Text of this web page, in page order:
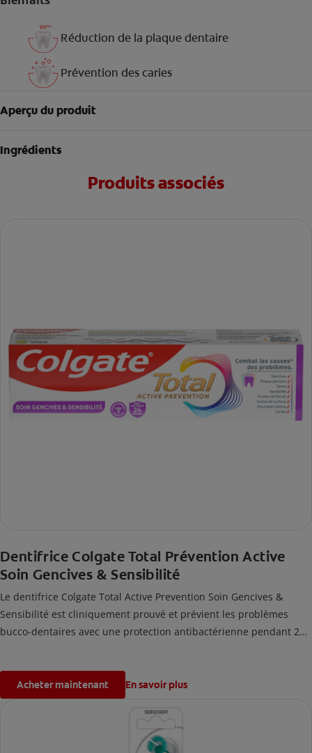
Réduction de la plaque dentaire
Prévention des caries
Aperçu du produit
Ingrédients
Produits associés
Dentifrice Colgate Total Prévention Active
Soin Gencives & Sensibilité
Le dentifrice Colgate Total Active Prevention Soin Gencives &
Sensibilité est cliniquement prouvé et prévient les problèmes
bucco-dentaires avec une protection antibactérienne pendant 24
Acheter maintenant En savoir plus